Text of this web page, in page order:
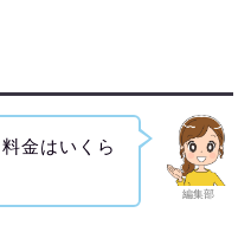
編集部
金はいくら